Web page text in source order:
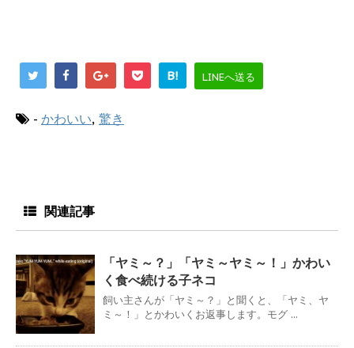
B! LINEへ送る
- かわいい, 驚き
関連記事
「ヤミ～？」「ヤミ～ヤミ～！」かわい
く食べ続ける子ネコ
飼い主さんが「ヤミ～？」と聞くと、「ヤミ、ヤ
ミ～！」とかわいくお返事します。モグ ...